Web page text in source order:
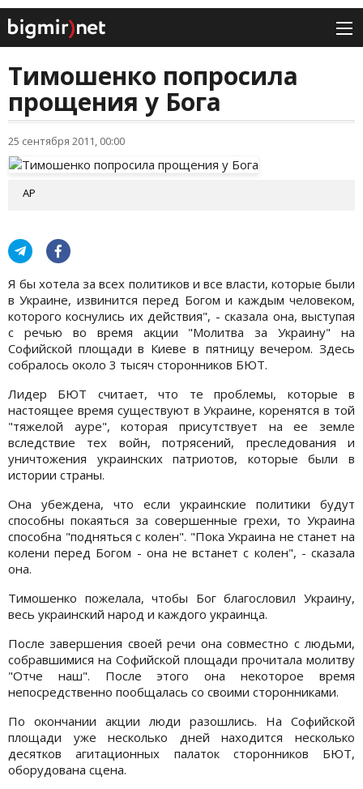
Тимошенко попросила
прощения у Бога
25 сентября 2011, 00:00
AP
Я бы хотела за всех политиков и все власти, которые были
в Украине, извинится перед Богом и каждым человеком,
которого коснулись их действия", - сказала она, выступая
с речью во время акции "Молитва за Украину" на
Софийской площади в Киеве в пятницу вечером. Здесь
собралось около 3 тысяч сторонников БЮТ.
Лидер БЮТ считает, что те проблемы, которые в
настоящее время существуют в Украине, коренятся в той
"тяжелой ауре", которая присутствует на ее земле
вследствие тех войн, потрясений, преследования и
уничтожения украинских патриотов, которые были в
истории страны.
Она убеждена, что если украинские политики будут
способны покаяться за совершенные грехи, то Украина
способна "подняться с колен". "Пока Украина не станет на
колени перед Богом - она не встанет с колен", - сказала
она.
Тимошенко пожелала, чтобы Бог благословил Украину,
весь украинский народ и каждого украинца.
После завершения своей речи она совместно с людьми,
собравшимися на Софийской площади прочитала молитву
"Отче наш". После этого она некоторое время
непосредственно пообщалась со своими сторонниками.
По окончании акции люди разошлись. На Софийской
площади уже несколько дней находится несколько
десятков агитационных палаток сторонников БЮТ,
оборудована сцена.